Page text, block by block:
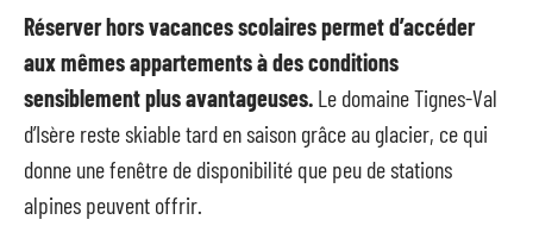
Réserver hors vacances scolaires permet d’accéder
aux mêmes appartements à des conditions
sensiblement plus avantageuses. Le domaine Tignes-Val
d’Isère reste skiable tard en saison grâce au glacier, ce qui
donne une fenêtre de disponibilité que peu de stations
alpines peuvent offrir.